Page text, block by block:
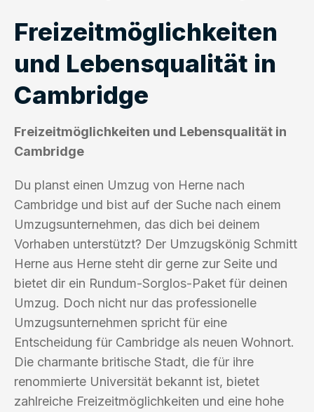
Freizeitmöglichkeiten
und Lebensqualität in
Cambridge
Freizeitmöglichkeiten und Lebensqualität in
Cambridge
Du planst einen Umzug von Herne nach
Cambridge und bist auf der Suche nach einem
Umzugsunternehmen, das dich bei deinem
Vorhaben unterstützt? Der Umzugskönig Schmitt
Herne aus Herne steht dir gerne zur Seite und
bietet dir ein Rundum-Sorglos-Paket für deinen
Umzug. Doch nicht nur das professionelle
Umzugsunternehmen spricht für eine
Entscheidung für Cambridge als neuen Wohnort.
Die charmante britische Stadt, die für ihre
renommierte Universität bekannt ist, bietet
zahlreiche Freizeitmöglichkeiten und eine hohe